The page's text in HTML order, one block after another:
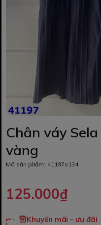
Chân váy
vàng
Mã sản phẩm: 41197s134
125.000₫
Khuyến mãi - ưu đãi